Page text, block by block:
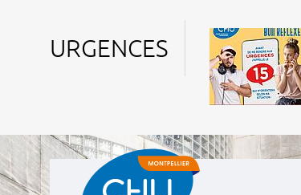
URGENCES